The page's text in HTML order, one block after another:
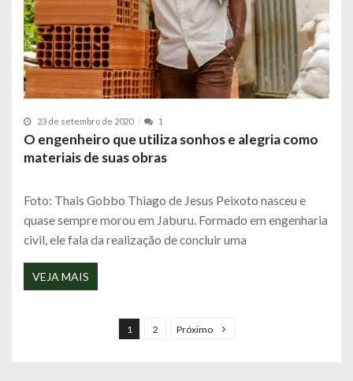
23 de setembro de 2020 1
O engenheiro que utiliza sonhos e alegria como
materiais de suas obras
Foto: Thais Gobbo Thiago de Jesus Peixoto nasceu e
quase sempre morou em Jaburu. Formado em engenharia
civil, ele fala da realização de concluir uma
VEJA MAIS
1 2 Próximo